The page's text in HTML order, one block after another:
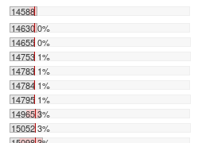
14588
14630 0%
14655 0%
14753 1%
14783 1%
14784 1%
14795 1%
14965 3%
15052 3%